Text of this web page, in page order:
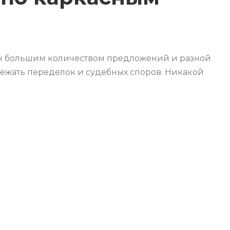
большим количеством предложений и разной
переделок и судебных споров. Никакой